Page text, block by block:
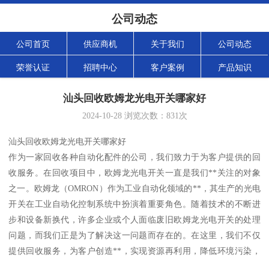
公司动态
公司首页 供应商机 关于我们 公司动态
荣誉认证 招聘中心 客户案例 产品知识
汕头回收欧姆龙光电开关哪家好
2024-10-28浏览次数： 831次
汕头回收欧姆龙光电开关哪家好
作为一家回收各种自动化配件的公司，我们致力于为客户提供的回
收服务。在回收项目中，欧姆龙光电开关一直是我们**关注的对象
之一。欧姆龙（OMRON）作为工业自动化领域的**，其生产的光电
开关在工业自动化控制系统中扮演着重要角色。随着技术的不断进
步和设备新换代，许多企业或个人面临废旧欧姆龙光电开关的处理
问题，而我们正是为了解决这一问题而存在的。在这里，我们不仅
提供回收服务，为客户创造**，实现资源再利用，降低环境污染，